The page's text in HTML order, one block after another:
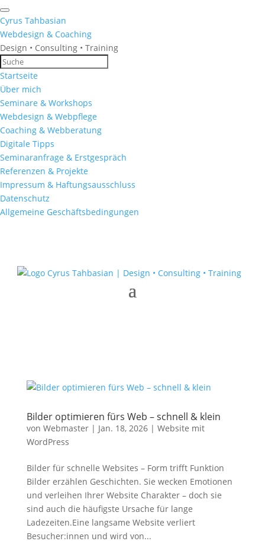
Cyrus Tahbasian
Webdesign & Coaching
Design • Consulting • Training
Startseite
Über mich
Seminare & Workshops
Webdesign & Webpflege
Coaching & Webberatung
Digitale Tipps
Seminaranfrage & Erstgespräch
Referenzen & Projekte
Impressum & Haftungsausschluss
Datenschutz
Allgemeine Geschäftsbedingungen
Bilder optimieren fürs Web – schnell & klein
von Webmaster| Jan. 18, 2026| Website mit
WordPress
Bilder für schnelle Websites – Form trifft Funktion
Bilder erzählen Geschichten. Sie wecken Emotionen
und verleihen Ihrer Website Charakter – doch sie
sind auch die häufigste Ursache für lange
Ladezeiten.Eine langsame Website verliert
Besucher:innen und wird von...